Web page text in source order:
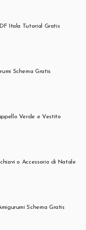
Itala Tutorial Gratis
Schema Gratis
Verde e Vestito
o Accessorio di Natale
Schema Gratis